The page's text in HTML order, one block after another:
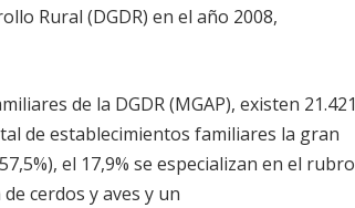
Rural (DGDR) en el año 2008,
de la DGDR (MGAP), existen
de establecimientos familiares la gran
el 17,9% se especializan en el rubro
cerdos y aves y un